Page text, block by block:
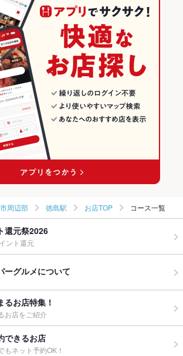
のグルメランキング
のイタリアン・フレンチランキング
ング
フレンチランキング
周辺部 徳島駅 お店TOP コース一覧
還元祭2026
ント還元
ーグルメについて
るお店特集！
お店をご紹介
できるお店
もネット予約OK！